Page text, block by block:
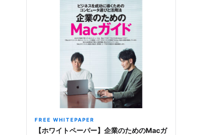
FREE WHITEPAPER
【ホワイトペーパー】企業のためのMacガ